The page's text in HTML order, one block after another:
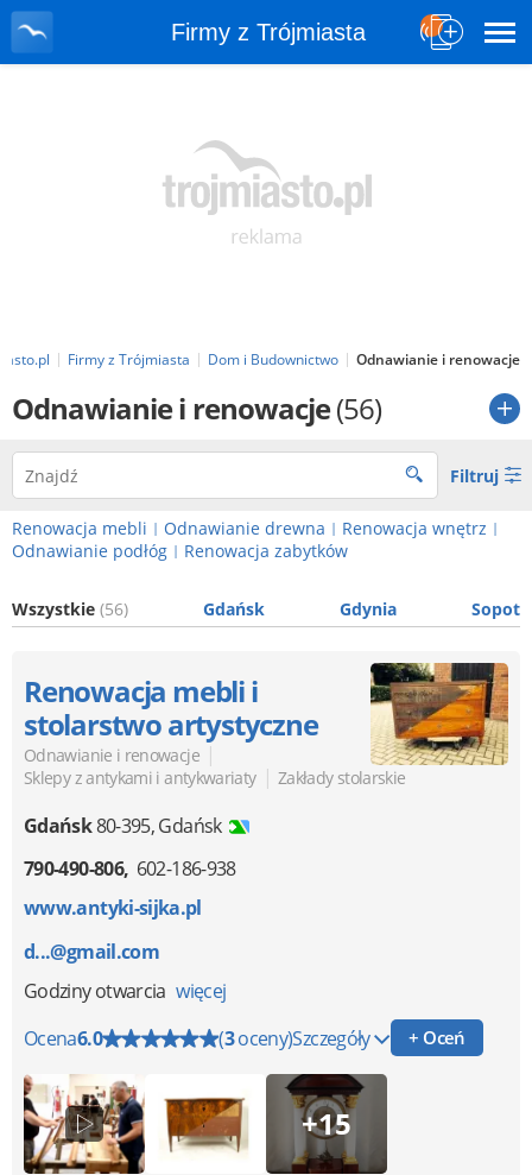
Firmy z Trójmiasta
Firmy z Trójmiasta Dom i Budownictwo Odnawianie i renowacje
Odnawianie i renowacje(56)
Filtruj
Renowacja mebli | Odnawianie drewna | Renowacja wnętrz |
Odnawianie podłóg | Renowacja zabytków
Wszystkie (56) Gdańsk Gdynia Sopot
Renowacja mebli i
stolarstwo artystyczne
Odnawianie i renowacje |
Sklepy z antykami i antykwariaty | Zakłady stolarskie
Gdańsk80-395,Gdańsk
790-490-806 602-186-938
www.antyki-sijka.pl
d...@gmail.com
Godziny otwarcia więcej
Ocena6.0 (3oceny)Szczegóły + Oceń
+15